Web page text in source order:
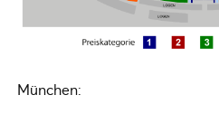
München: